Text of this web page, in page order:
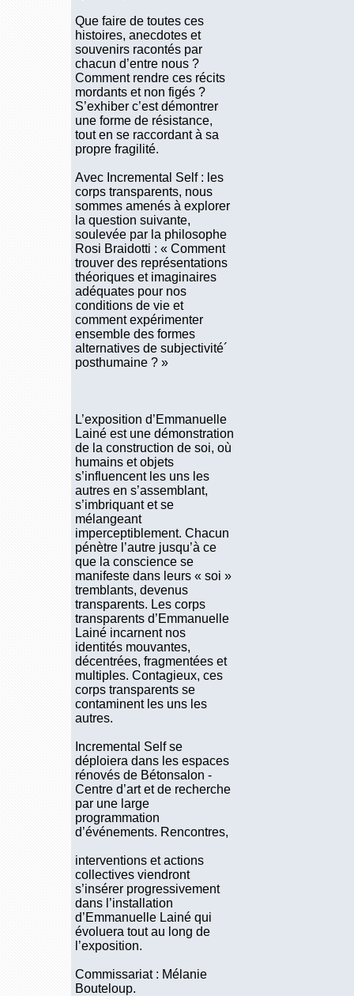
Que faire de toutes ces
histoires, anecdotes et
souvenirs racontés par
chacun d’entre nous ?
Comment rendre ces récits
mordants et non figés ?
S’exhiber c’est démontrer
une forme de résistance,
tout en se raccordant à sa
propre fragilité.
Avec Incremental Self : les
corps transparents, nous
sommes amenés à explorer
la question suivante,
soulevée par la philosophe
Rosi Braidotti : « Comment
trouver des représentations
théoriques et imaginaires
adéquates pour nos
conditions de vie et
comment expérimenter
ensemble des formes
alternatives de subjectivité´
posthumaine ? »
L’exposition d’Emmanuelle
Lainé est une démonstration
de la construction de soi, où
humains et objets
s’influencent les uns les
autres en s’assemblant,
s’imbriquant et se
mélangeant
imperceptiblement. Chacun
pénètre l’autre jusqu’à ce
que la conscience se
manifeste dans leurs « soi »
tremblants, devenus
transparents. Les corps
transparents d’Emmanuelle
Lainé incarnent nos
identités mouvantes,
décentrées, fragmentées et
multiples. Contagieux, ces
corps transparents se
contaminent les uns les
autres.
Incremental Self se
déploiera dans les espaces
rénovés de Bétonsalon -
Centre d’art et de recherche
par une large
programmation
d’événements. Rencontres,
interventions et actions
collectives viendront
s’insérer progressivement
dans l’installation
d’Emmanuelle Lainé qui
évoluera tout au long de
l’exposition.
Commissariat : Mélanie
Bouteloup.